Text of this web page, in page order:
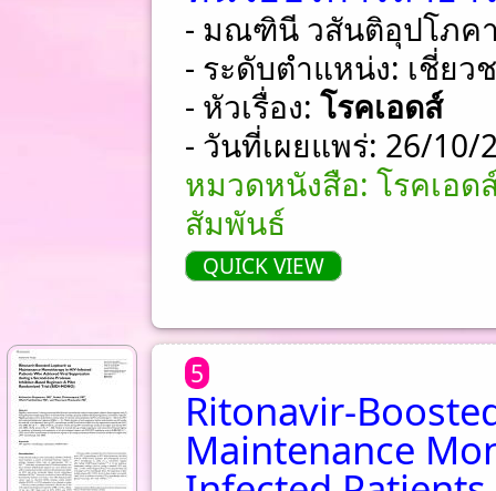
- มณฑินี วสันติอุปโภค
- ระดับตำแหน่ง: เชี่ยว
- หัวเรื่อง: โรคเอดส์
- วันที่เผยแพร่: 26/10/
หมวดหนังสือ: โรคเอด
สัมพันธ์
QUICK VIEW
5
Ritonavir-
Maintenance